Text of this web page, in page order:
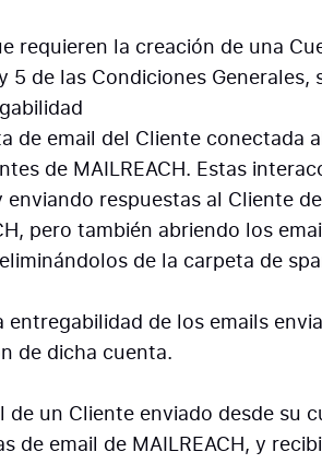
requieren la creación de una
de las Condiciones Generales,
de email del Cliente conectada
de MAILREACH. Estas
respuestas al Cliente
pero también abriendo los
de la carpeta de
de los emails
de dicha cuenta.
un Cliente enviado desde su
de email de MAILREACH, y